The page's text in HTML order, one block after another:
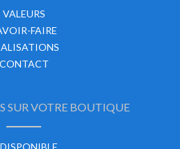
VALEURS
FAIRE
CONTACT
SUR VOTRE BOUTIQUE